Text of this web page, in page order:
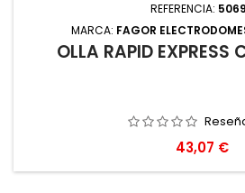
REFERENCIA:
MARCA: FAGOR
OLLA RAPID EXPRESS
Precio
43,07 €